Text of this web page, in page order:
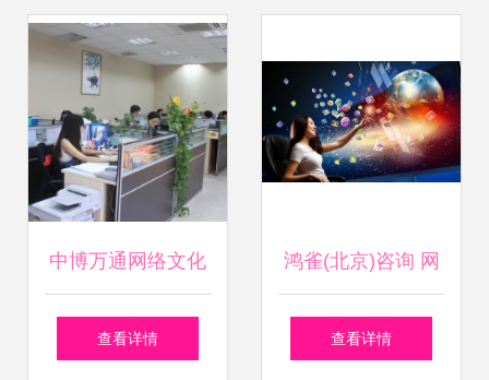
中博万通网络文化
经营 公司注册与资
查看详情
鸿雀(北京)咨询 网
络文化经营许可证
查看详情